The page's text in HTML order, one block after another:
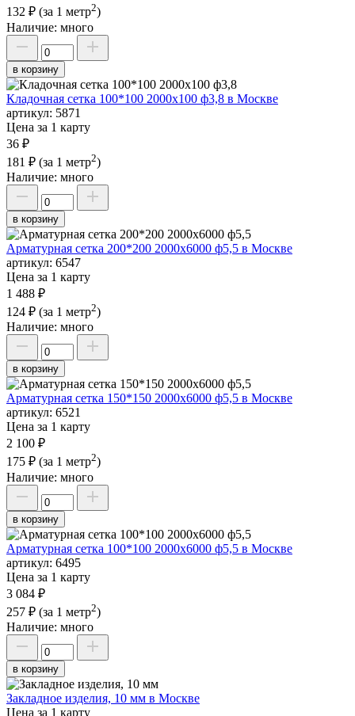
132 ₽ (за 1 метр2)
Наличие: много
в корзину
Кладочная сетка 100*100 2000х100 ф3,8 в Москве
артикул: 5871
Цена за 1 карту
36 ₽
181 ₽ (за 1 метр2)
Наличие: много
в корзину
Арматурная сетка 200*200 2000х6000 ф5,5 в Москве
артикул: 6547
Цена за 1 карту
1 488 ₽
124 ₽ (за 1 метр2)
Наличие: много
в корзину
Арматурная сетка 150*150 2000х6000 ф5,5 в Москве
артикул: 6521
Цена за 1 карту
2 100 ₽
175 ₽ (за 1 метр2)
Наличие: много
в корзину
Арматурная сетка 100*100 2000х6000 ф5,5 в Москве
артикул: 6495
Цена за 1 карту
3 084 ₽
257 ₽ (за 1 метр2)
Наличие: много
в корзину
Закладное изделия, 10 мм в Москве
Цена за 1 карту